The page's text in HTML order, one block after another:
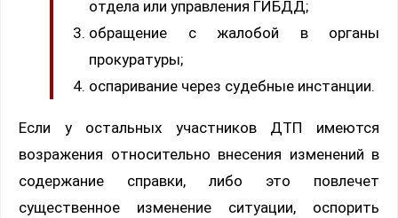
отдела или управления ГИБДД;
обращение с жалобой в органы
прокуратуры;
оспаривание через судебные инстанции.
Если у остальных участников ДТП имеются
возражения относительно внесения изменений в
содержание справки, либо это повлечет
существенное изменение ситуации, оспорить